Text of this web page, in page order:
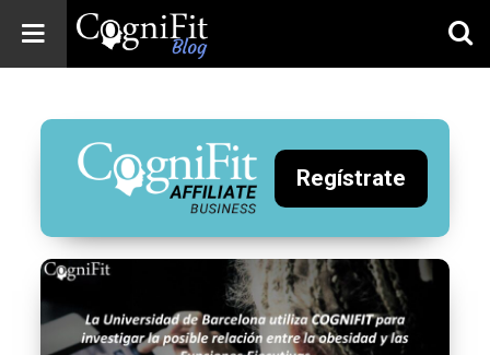
Blog: Brain
Health
News
Brain Training,
Mental Health, and
Wellness
Regístrate